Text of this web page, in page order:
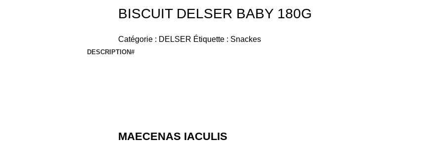
BISCUIT DELSER BABY 180G
Catégorie : DELSER Étiquette : Snackes
DESCRIPTION#
MAECENAS IACULIS